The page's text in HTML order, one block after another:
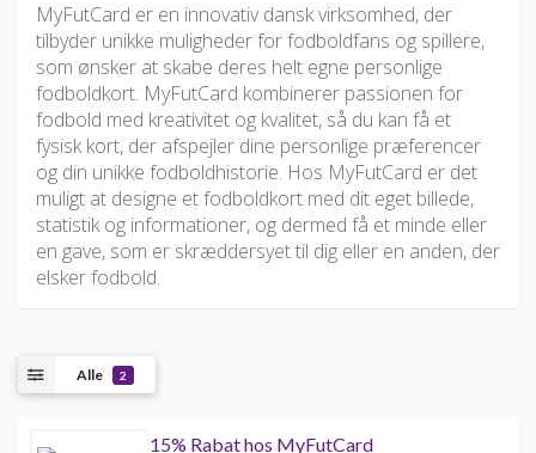
MyFutCard er en innovativ dansk virksomhed, der
tilbyder unikke muligheder for fodboldfans og spillere,
som ønsker at skabe deres helt egne personlige
fodboldkort. MyFutCard kombinerer passionen for
fodbold med kreativitet og kvalitet, så du kan få et
fysisk kort, der afspejler dine personlige præferencer
og din unikke fodboldhistorie. Hos MyFutCard er det
muligt at designe et fodboldkort med dit eget billede,
statistik og informationer, og dermed få et minde eller
en gave, som er skræddersyet til dig eller en anden, der
elsker fodbold.
Alle 2
15% Rabat hos MyFutCard